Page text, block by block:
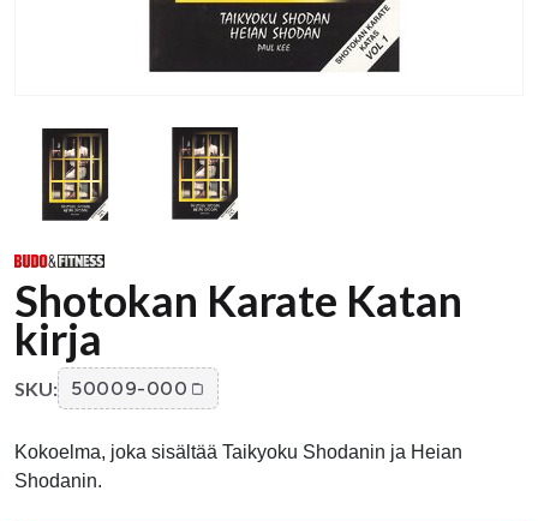
Shotokan Karate Katan
kirja
SKU: 50009-000
Kokoelma, joka sisältää Taikyoku Shodanin ja Heian
Shodanin.